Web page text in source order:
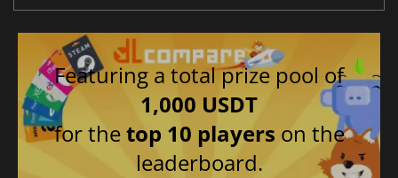
Featuring a total prize pool of
1,000 USDT
for thetop 10 players on the
leaderboard.